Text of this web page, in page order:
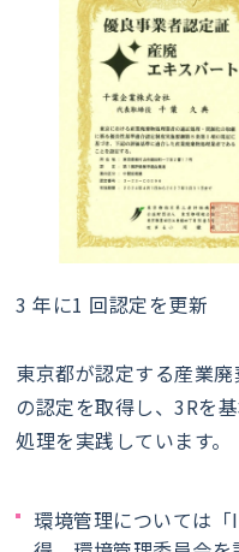
3 年に1 回認定を更新
東京都が認定する産業
の認定を取得し、3Rを
処理を実践しています。
環境管理については